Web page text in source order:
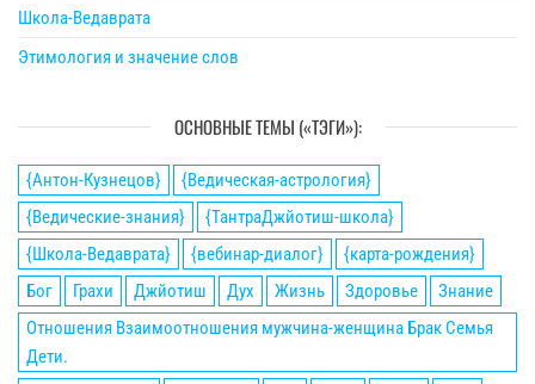
Школа-Ведаврата
Этимология и значение слов
ОСНОВНЫЕ ТЕМЫ («ТЭГИ»):
{Антон-Кузнецов}
{Ведическая-астрология}
{Ведические-знания}
{ТантраДжйотиш-школа}
{Школа-Ведаврата}
{вебинар-диалог}
{карта-рождения}
Бог
Грахи Джйотиш Дух Жизнь Здоровье
Знание
Отношения Взаимоотношения мужчина-женщина Брак Семья
Дети.